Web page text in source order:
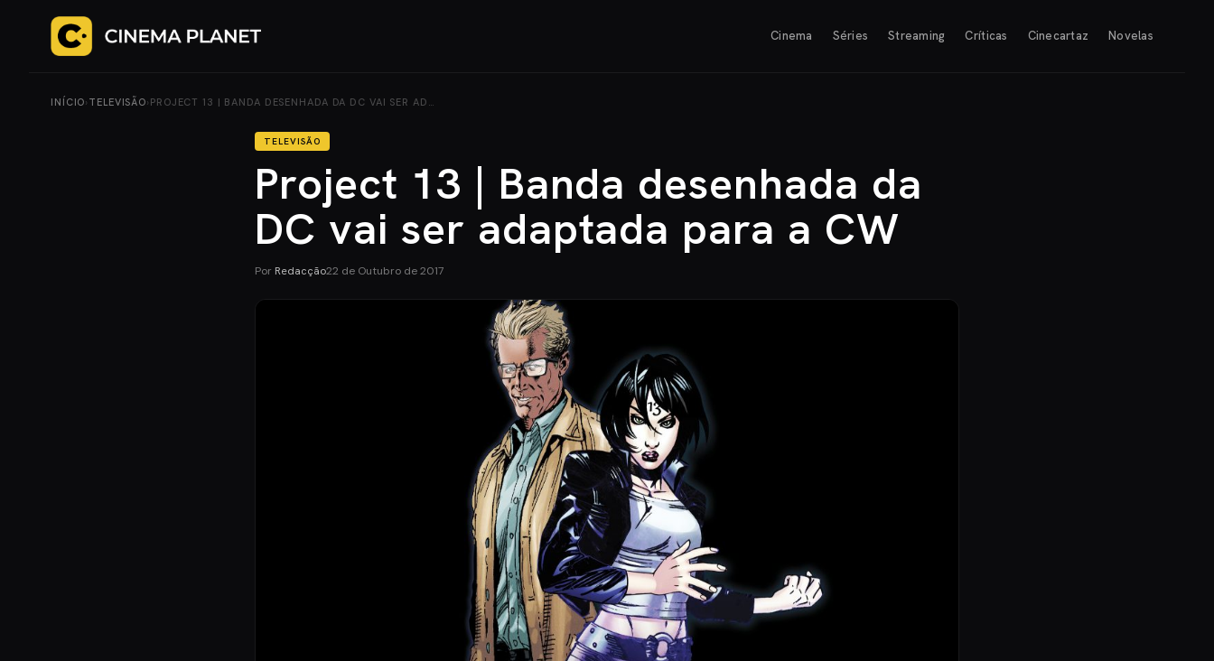
Cinema Séries Streaming Críticas Cinecartaz Novelas
INÍCIO› TELEVISÃO› PROJECT 13 | BANDA DESENHADA DA DC VAI SER AD…
TELEVISÃO
Project 13 | Banda desenhada da
DC vai ser adaptada para a CW
Por Redacção22 de Outubro de 2017